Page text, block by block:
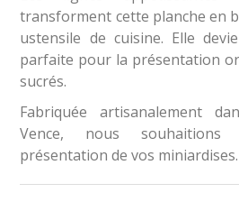
transforment cette planche en
ustensile de cuisine. Elle
parfaite pour la présentation
sucrés.
Fabriquée artisanalement
Vence, nous
présentation de vos miniardises.